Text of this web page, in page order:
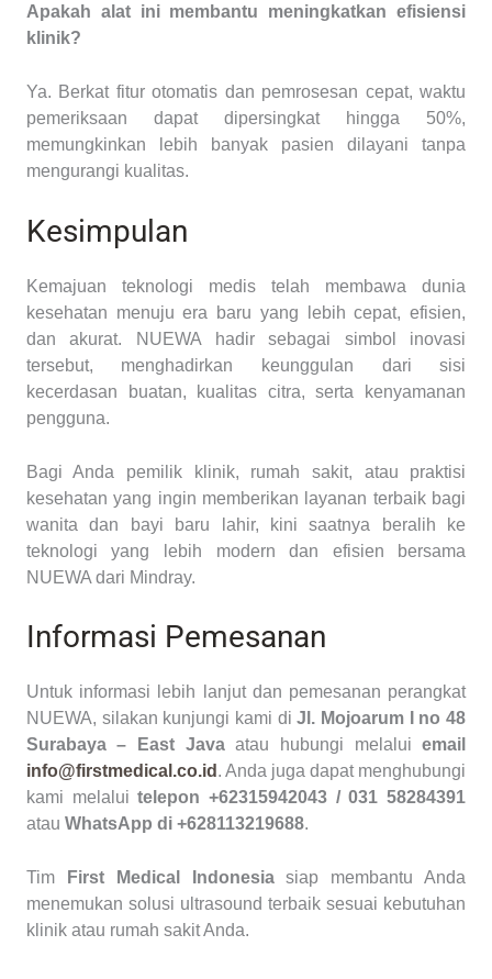
Apakah alat ini membantu meningkatkan efisiensi
klinik?
Ya. Berkat fitur otomatis dan pemrosesan cepat, waktu
pemeriksaan dapat dipersingkat hingga 50%,
memungkinkan lebih banyak pasien dilayani tanpa
mengurangi kualitas.
Kesimpulan
Kemajuan teknologi medis telah membawa dunia
kesehatan menuju era baru yang lebih cepat, efisien,
dan akurat. NUEWA hadir sebagai simbol inovasi
tersebut, menghadirkan keunggulan dari sisi
kecerdasan buatan, kualitas citra, serta kenyamanan
pengguna.
Bagi Anda pemilik klinik, rumah sakit, atau praktisi
kesehatan yang ingin memberikan layanan terbaik bagi
wanita dan bayi baru lahir, kini saatnya beralih ke
teknologi yang lebih modern dan efisien bersama
NUEWA dari Mindray.
Informasi Pemesanan
Untuk informasi lebih lanjut dan pemesanan perangkat
NUEWA, silakan kunjungi kami diJl. Mojoarum I no 48
Surabaya – East Javaatau hubungi melaluiemail
info@firstmedical.co.id . Anda juga dapat menghubungi
kami melaluitelepon +62315942043 / 031 58284391
atau WhatsApp di +628113219688.
Tim First Medical Indonesiasiap membantu Anda
menemukan solusi ultrasound terbaik sesuai kebutuhan
klinik atau rumah sakit Anda.